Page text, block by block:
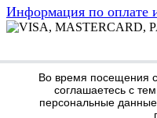
Информация по оплате
Во время посещения
соглашаетесь с
персональные